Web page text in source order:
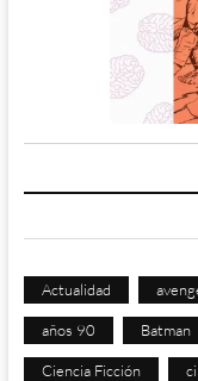
Actualidad
años 90 Batman
Ciencia Ficción